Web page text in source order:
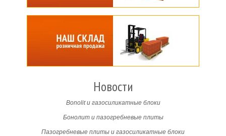
Новости
Bonolit и газосиликатные блоки
Бонолит и пазогребневые плиты
Пазогребневые плиты и газосиликатные блоки